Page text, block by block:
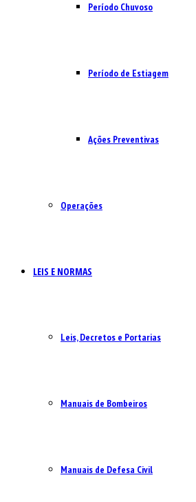
Período Chuvoso
Período de Estiagem
Ações Preventivas
Operações
LEIS E NORMAS
Leis, Decretos e Portarias
Manuais de Bombeiros
Manuais de Defesa Civil